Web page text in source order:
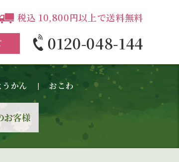
税込 10,800円以上で送料無料
0120-048-144
うかん おこわ